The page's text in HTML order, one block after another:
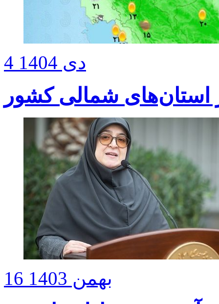
4 دی 1404
استان‌های شمالی کشور
16 بهمن 1403